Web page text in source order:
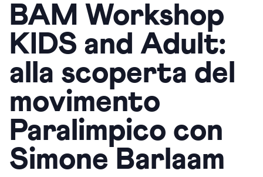
BAM Workshop
KIDS and Adult:
alla scoperta del
movimento
Paralimpico con
Simone Barlaam